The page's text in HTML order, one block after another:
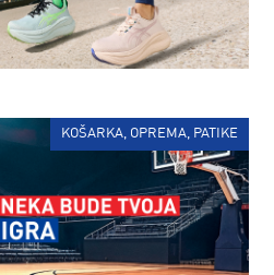
KOŠARKA, OPREMA, PATIKE